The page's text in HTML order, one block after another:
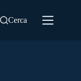
Cerca